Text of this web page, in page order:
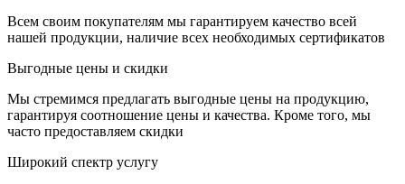
Всем своим покупателям мы гарантируем качество всей
нашей продукции, наличие всех необходимых сертификатов
Выгодные цены и скидки
Мы стремимся предлагать выгодные цены на продукцию,
гарантируя соотношение цены и качества. Кроме того, мы
часто предоставляем скидки
Широкий спектр услугу